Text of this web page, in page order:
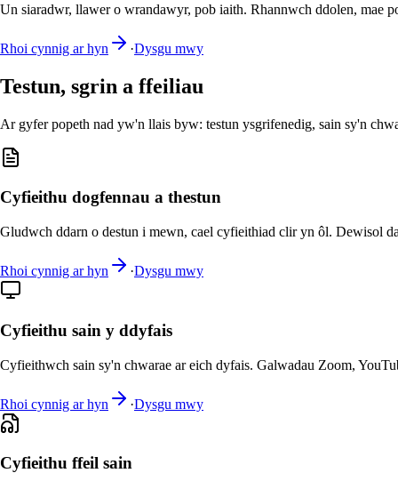
Un siaradwr, llawer o wrandawyr, pob iaith. Rhannwch ddolen, mae
Rhoi cynnig ar hyn ·Dysgu mwy
Testun, sgrin a ffeiliau
Ar gyfer popeth nad yw'n llais byw: testun ysgrifenedig, sain sy'n
Cyfieithu dogfennau a thestun
Gludwch ddarn o destun i mewn, cael cyfieithiad clir yn ôl. Dewisol
Rhoi cynnig ar hyn ·Dysgu mwy
Cyfieithu sain y ddyfais
Cyfieithwch sain sy'n chwarae ar eich dyfais. Galwadau Zoom,
Rhoi cynnig ar hyn ·Dysgu mwy
Cyfieithu ffeil sain